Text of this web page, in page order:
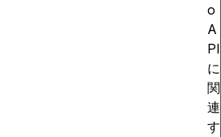
o
A
PI
に
関
連
す